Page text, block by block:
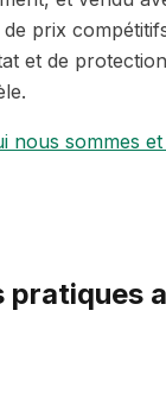
prix
et de
nous sommes
pratiques